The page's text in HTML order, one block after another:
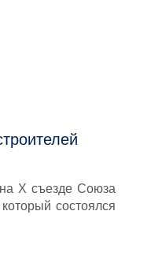
X съезде Союза
состоялся